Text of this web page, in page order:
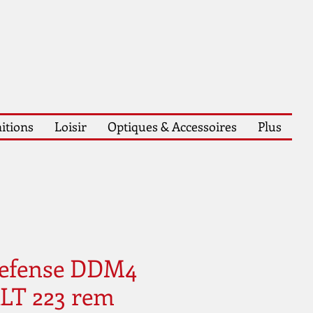
Loisir Optiques & Accessoires Plus
DDM4
223 rem